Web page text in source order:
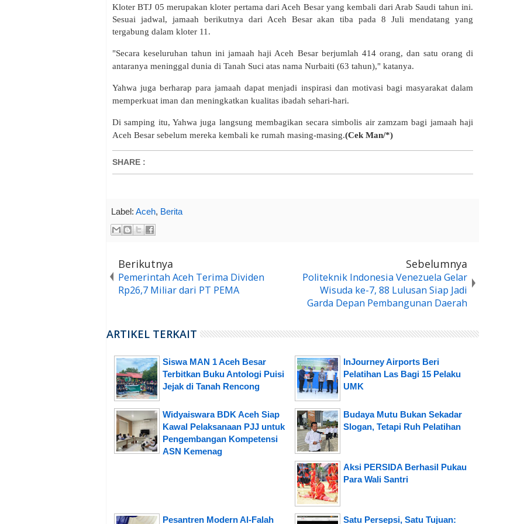
Kloter BTJ 05 merupakan kloter pertama dari Aceh Besar yang kembali dari Arab Saudi tahun ini.
Sesuai jadwal, jamaah berikutnya dari Aceh Besar akan tiba pada 8 Juli mendatang yang
tergabung dalam kloter 11.
"Secara keseluruhan tahun ini jamaah haji Aceh Besar berjumlah 414 orang, dan satu orang di
antaranya meninggal dunia di Tanah Suci atas nama Nurbaiti (63 tahun)," katanya.
Yahwa juga berharap para jamaah dapat menjadi inspirasi dan motivasi bagi masyarakat dalam
memperkuat iman dan meningkatkan kualitas ibadah sehari-hari.
Di samping itu, Yahwa juga langsung membagikan secara simbolis air zamzam bagi jamaah haji
Aceh Besar sebelum mereka kembali ke rumah masing-masing.(Cek Man/*)
SHARE :
Label: Aceh, Berita
Berikutnya
Pemerintah Aceh Terima Dividen
Rp26,7 Miliar dari PT PEMA
Sebelumnya
Politeknik Indonesia Venezuela Gelar
Wisuda ke-7, 88 Lulusan Siap Jadi
Garda Depan Pembangunan Daerah
ARTIKEL TERKAIT
Siswa MAN 1 Aceh Besar
Terbitkan Buku Antologi Puisi
Jejak di Tanah Rencong
InJourney Airports Beri
Pelatihan Las Bagi 15 Pelaku
UMK
Widyaiswara BDK Aceh Siap
Kawal Pelaksanaan PJJ untuk
Pengembangan Kompetensi
ASN Kemenag
Budaya Mutu Bukan Sekadar
Slogan, Tetapi Ruh Pelatihan
Aksi PERSIDA Berhasil Pukau
Para Wali Santri
Pesantren Modern Al-Falah Satu Persepsi, Satu Tujuan: